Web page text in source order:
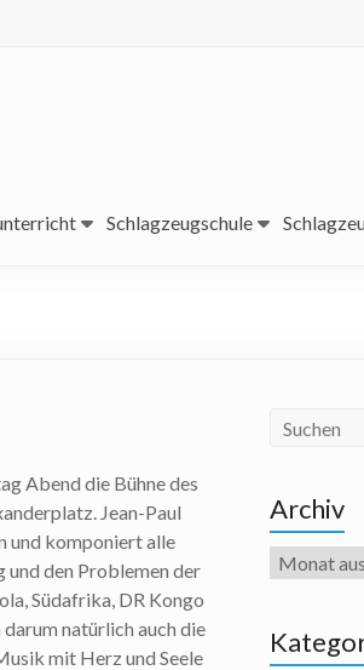
Schlagzeugschule
Abend die Bühne des
Jean-Paul
und komponiert alle
und den Problemen der
Südafrika, DR Kongo
natürlich auch die
mit Herz und Seele
Archiv
Archiv